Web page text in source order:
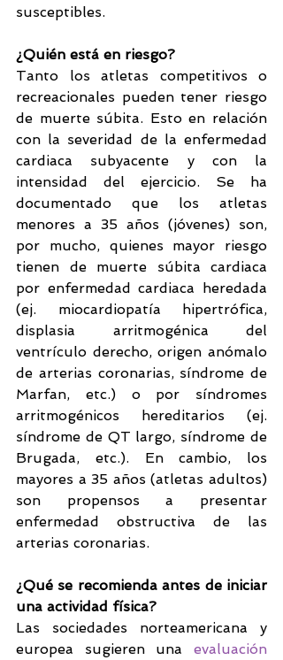
susceptibles.
¿Quién está en riesgo?
Tanto los atletas competitivos o
recreacionales pueden tener riesgo
de muerte súbita. Esto en relación
con la severidad de la enfermedad
cardiaca subyacente y con la
intensidad del ejercicio. Se ha
documentado que los atletas
menores a 35 años (jóvenes) son,
por mucho, quienes mayor riesgo
tienen de muerte súbita cardiaca
por enfermedad cardiaca heredada
(ej. miocardiopatía hipertrófica,
displasia arritmogénica del
ventrículo derecho, origen anómalo
de arterias coronarias, síndrome de
Marfan, etc.) o por síndromes
arritmogénicos hereditarios (ej.
síndrome de QT largo, síndrome de
Brugada, etc.). En cambio, los
mayores a 35 años (atletas adultos)
son propensos a presentar
enfermedad obstructiva de las
arterias coronarias.
¿Qué se recomienda antes de iniciar
una actividad física?
Las sociedades norteamericana y
europea sugieren una evaluación